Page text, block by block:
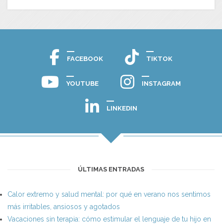
FACEBOOK TIKTOK
YOUTUBE INSTAGRAM
LINKEDIN
ÚLTIMAS ENTRADAS
Calor extremo y salud mental: por qué en verano nos sentimos
más irritables, ansiosos y agotados
Vacaciones sin terapia: cómo estimular el lenguaje de tu hijo en